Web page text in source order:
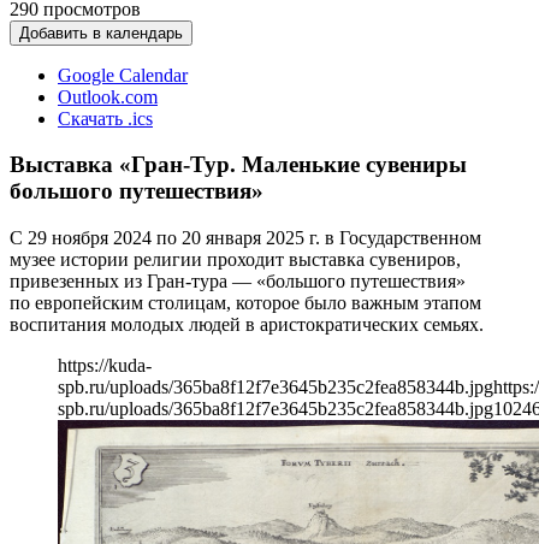
290 просмотров
Добавить в календарь
Google Calendar
Outlook.com
Скачать .ics
Выставка «Гран-Тур. Маленькие сувениры
большого путешествия»
С 29 ноября 2024 по 20 января 2025 г. в Государственном
музее истории религии проходит выставка сувениров,
привезенных из Гран-тура — «большого путешествия»
по европейским столицам, которое было важным этапом
воспитания молодых людей в аристократических семьях.
https://kuda-
spb.ru/uploads/365ba8f12f7e3645b235c2fea858344b.jpg
spb.ru/uploads/365ba8f12f7e3645b235c2fea858344b.jpg1024